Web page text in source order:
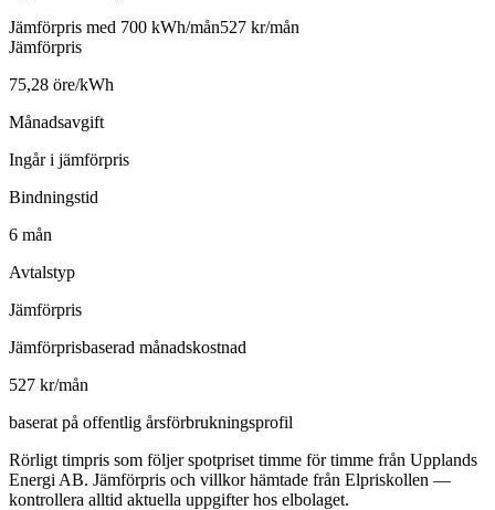
Jämförpris med 700 kWh/mån527 kr/mån
Jämförpris
75,28 öre/kWh
Månadsavgift
Ingår i jämförpris
Bindningstid
6 mån
Avtalstyp
Jämförpris
Jämförprisbaserad månadskostnad
527 kr/mån
baserat på offentlig årsförbrukningsprofil
Rörligt timpris som följer spotpriset timme för timme från Upplands
Energi AB. Jämförpris och villkor hämtade från Elpriskollen —
kontrollera alltid aktuella uppgifter hos elbolaget.